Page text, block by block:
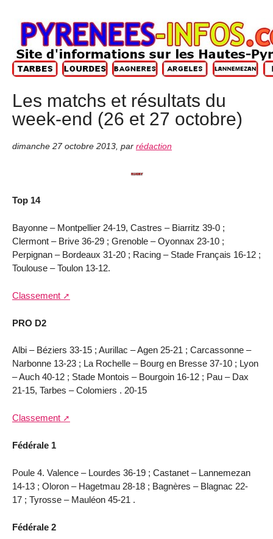
Les matchs et résultats du
week-end (26 et 27 octobre)
dimanche 27 octobre 2013 par rédaction
Top 14
Bayonne – Montpellier 24-19, Castres – Biarritz 39-0 ;
Clermont – Brive 36-29 ; Grenoble – Oyonnax 23-10 ;
Perpignan – Bordeaux 31-20 ; Racing – Stade Français 16-12 ;
Toulouse – Toulon 13-12.
Classement
PRO D2
Albi – Béziers 33-15 ; Aurillac – Agen 25-21 ; Carcassonne –
Narbonne 13-23 ; La Rochelle – Bourg en Bresse 37-10 ; Lyon
– Auch 40-12 ; Stade Montois – Bourgoin 16-12 ; Pau – Dax
21-15, Tarbes – Colomiers . 20-15
Classement
Fédérale 1
Poule 4. Valence – Lourdes 36-19 ; Castanet – Lannemezan
14-13 ; Oloron – Hagetmau 28-18 ; Bagnères – Blagnac 22-
17 ; Tyrosse – Mauléon 45-21 .
Fédérale 2